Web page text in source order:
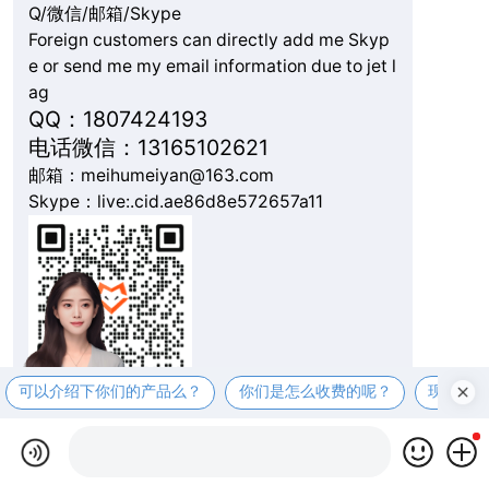
Q/微信/邮箱/Skype
Foreign customers can directly add me Skyp
e or send me my email information due to jet l
ag
QQ：1807424193
电话微信：13165102621
邮箱：meihumeiyan@163.com
Skype：live:.cid.ae86d8e572657a11
可以介绍下你们的产品么？ 你们是怎么收费的呢？ 现在有